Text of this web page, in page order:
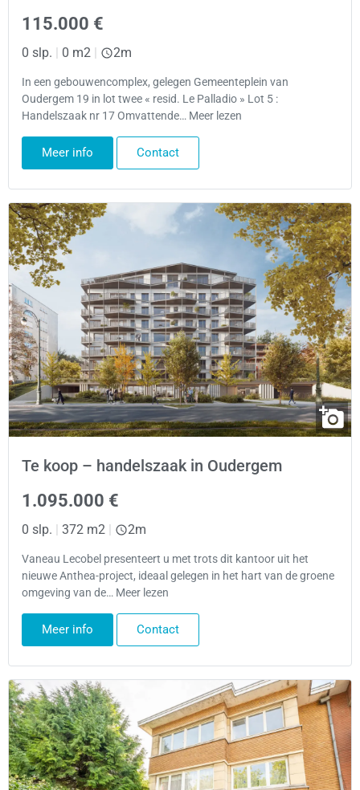
115.000 €
0 slp. | 0 m2 | 2m
In een gebouwencomplex, gelegen Gemeenteplein van
Oudergem 19 in lot twee « resid. Le Palladio » Lot 5 :
Handelszaak nr 17 Omvattende… Meer lezen
Meer info Contact
Te koop – handelszaak in Oudergem
1.095.000 €
0 slp. | 372 m2 | 2m
Vaneau Lecobel presenteert u met trots dit kantoor uit het
nieuwe Anthea-project, ideaal gelegen in het hart van de groene
omgeving van de… Meer lezen
Meer info Contact